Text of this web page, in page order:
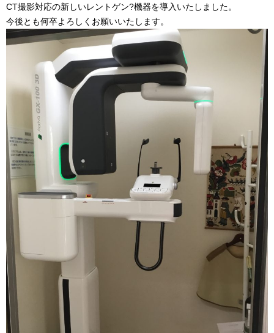
CT撮影対応の新しいレントゲン?機器を導入いたしました。
今後とも何卒よろしくお願いいたします。